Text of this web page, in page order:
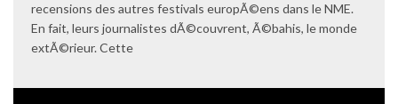
recensions des autres festivals europÃ©ens dans le NME.
En fait, leurs journalistes dÃ©couvrent, Ã©bahis, le monde
extÃ©rieur. Cette